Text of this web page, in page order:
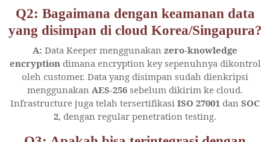
Q2: Bagaimana dengan keamanan data
yang disimpan di cloud Korea/Singapura?
A: Data Keeper menggunakan zero-knowledge
encryptiondimana encryption key sepenuhnya dikontrol
oleh customer. Data yang disimpan sudah dienkripsi
menggunakan AES-256 sebelum dikirim ke cloud.
Infrastructure juga telah tersertifikasi ISO 27001 dan SOC
2, dengan regular penetration testing.